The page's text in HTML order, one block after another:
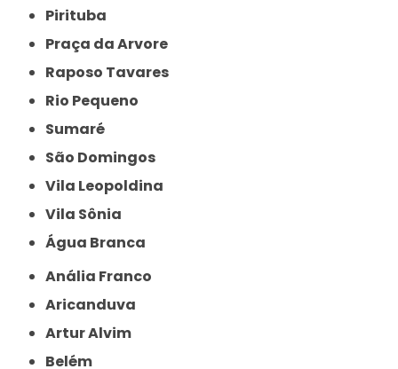
Pirituba
Praça da Arvore
Raposo Tavares
Rio Pequeno
Sumaré
São Domingos
Vila Leopoldina
Vila Sônia
Água Branca
Anália Franco
Aricanduva
Artur Alvim
Belém